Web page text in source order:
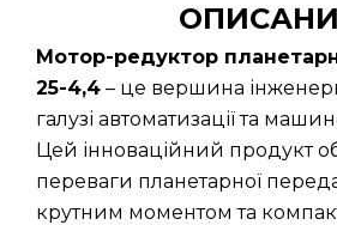
Мотор-редуктор
25-4,4 – це вершина
галузі автоматизації та
Цей інноваційний продукт
переваги планетарної
крутним моментом та